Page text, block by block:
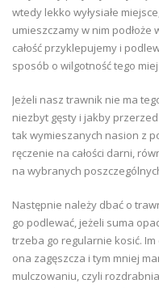
wtedy lekko wyłysiałe
umieszczamy w nim
całość przyklepujemy i
sposób o wilgotność tego
Jeżeli nasz trawnik nie ma
niezbyt gęsty i jakby
tak wymieszanych nasion z
ręczenie na całości darni,
na wybranych
Następnie należy dbać o
go podlewać, jeżeli suma
trzeba go regularnie kosić.
ona zagęszcza i tym mniej
mulczowaniu, czyli